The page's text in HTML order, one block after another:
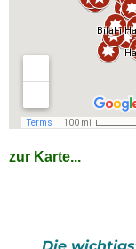
zur Karte...
Die